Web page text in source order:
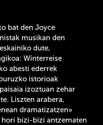
bat den Joyce
musikan den
dute,
Winterreise
abesti ederrek
istorioak
izoztuan zehar
Liszten arabera,
dramatizatzen»
bizi-bizi antzematen